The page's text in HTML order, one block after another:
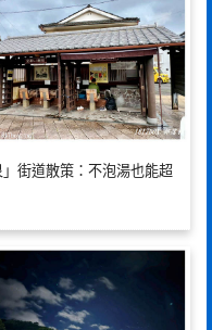
街道散策：不泡湯也能超